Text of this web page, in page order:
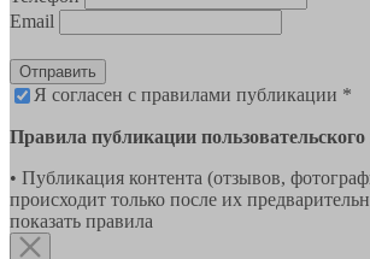
Email
Отправить
Я согласен с правилами публикации *
Правила публикации пользовательского
• Публикация контента (отзывов,
происходит только после их
показать правила